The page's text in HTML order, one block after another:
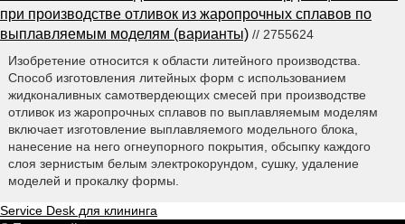
при производстве отливок из жаропрочных сплавов по
выплавляемым моделям (варианты) // 2755624
Изобретение относится к области литейного производства.
Способ изготовления литейных форм с использованием
жидконаливных самотвердеющих смесей при производстве
отливок из жаропрочных сплавов по выплавляемым моделям
включает изготовление выплавляемого модельного блока,
нанесение на него огнеупорного покрытия, обсыпку каждого
слоя зернистым белым электрокорундом, сушку, удаление
моделей и прокалку формы.
Service Desk для клининга